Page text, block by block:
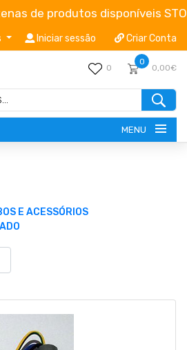
de produtos disponíveis
Iniciar sessão Criar Conta
0
0
0,00€
MENU
E ACESSÓRIOS